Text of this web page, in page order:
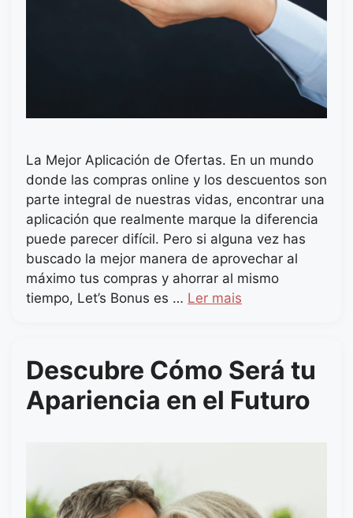
La Mejor Aplicación de Ofertas. En un mundo
donde las compras online y los descuentos son
parte integral de nuestras vidas, encontrar una
aplicación que realmente marque la diferencia
puede parecer difícil. Pero si alguna vez has
buscado la mejor manera de aprovechar al
máximo tus compras y ahorrar al mismo
tiempo, Let’s Bonus es … Ler mais
Descubre Cómo Será tu
Apariencia en el Futuro